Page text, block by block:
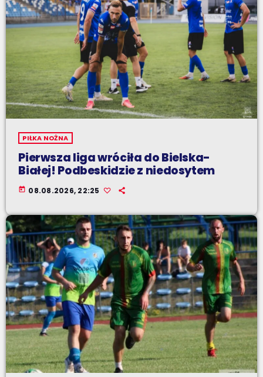
PIŁKA NOŻNA
Pierwsza liga wróciła do Bielska-
Białej! Podbeskidzie z niedosytem
today 08.08.2026, 22:25